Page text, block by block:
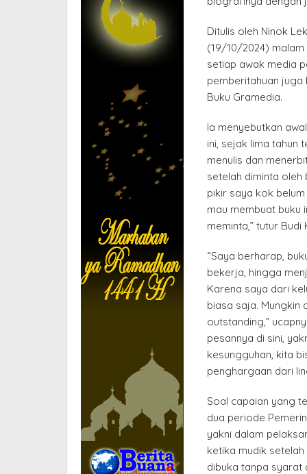
Ditulis oleh Ninok
(19/10/2024) malam
setiap awak media
pemberitahuan juga
Buku Gramedia.
Ia menyebutkan
ini, sejak lima tahun
menulis dan
setelah diminta oleh
pikir saya kok
mau membuat buku
meminta,” tutur Budi
“Saya berharap,
bekerja, hingga
Karena saya dari
biasa saja. Mungkin
outstanding,”
pesannya di sini,
kesungguhan, kita
penghargaan dari
Soal capaian yang
dua periode
yakni dalam
ketika mudik setelah
dibuka tanpa syarat